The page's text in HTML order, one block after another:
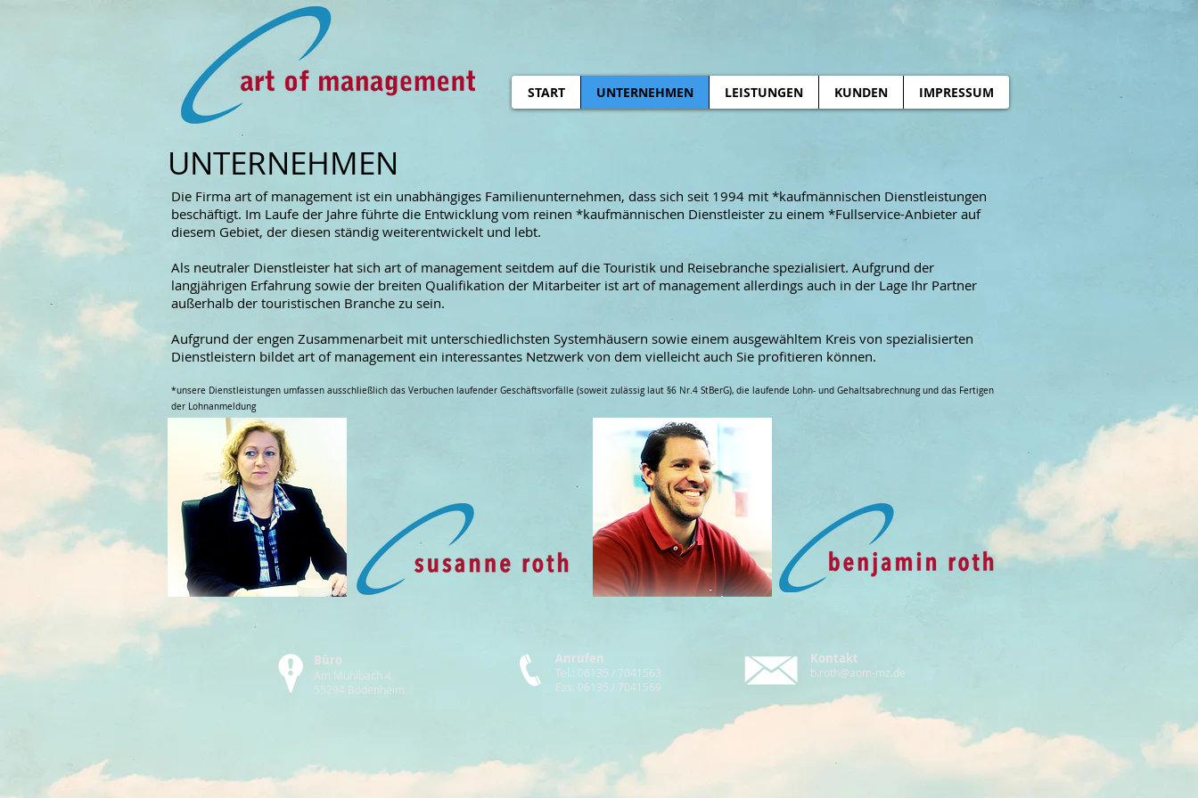
START UNTERNEHMEN LEISTUNGEN KUNDEN IMPRESSUM
UNTERNEHMEN
Die Firma art of management ist ein unabhängiges Familienunternehmen, dass sich seit 1994 mit *kaufmännischen Dienstleistungen
beschäftigt. Im Laufe der Jahre führte die Entwicklung vom reinen *kaufmännischen Dienstleister zu einem *Fullservice-Anbieter auf
diesem Gebiet, der diesen ständig weiterentwickelt und lebt.
Als neutraler Dienstleister hat sich art of management seitdem auf die Touristik und Reisebranche spezialisiert. Aufgrund der
langjährigen Erfahrung sowie der breiten Qualifikation der Mitarbeiter ist art of management allerdings auch in der Lage Ihr Partner
außerhalb der touristischen Branche zu sein.
Aufgrund der engen Zusammenarbeit mit unterschiedlichsten Systemhäusern sowie einem ausgewähltem Kreis von spezialisierten
Dienstleistern bildet art of management ein interessantes Netzwerk von dem vielleicht auch Sie profitieren können.
*unsere Dienstleistungen umfassen ausschließlich das Verbuchen laufender Geschäftsvorfälle (soweit zulässig laut §6 Nr.4 StBerG), die laufende Lohn- und Gehaltsabrechnung und das Fertigen
der Lohnanmeldung
Büro
Am Mühlbach 4
55294 Bodenheim
Anrufen
Tel.: 06135 / 7041563
Fax: 06135 / 7041569
Kontakt
b.roth@aom-mz.de